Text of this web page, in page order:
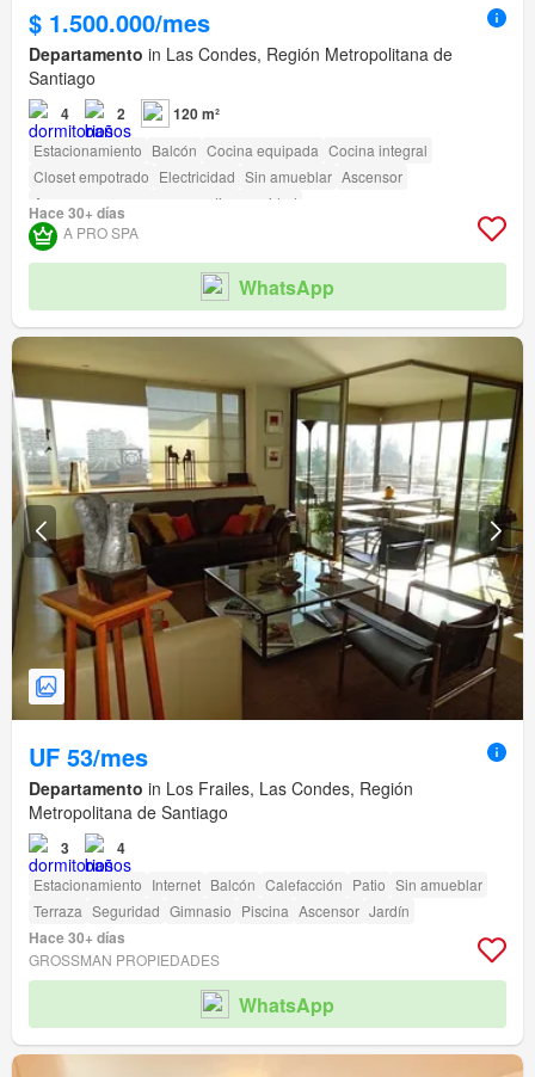
$ 1.500.000/mes
Departamento in Las Condes, Región Metropolitana de
Santiago
4 2 120 m²
Estacionamiento Balcón Cocina equipada Cocina integral
Closet empotrado Electricidad Sin amueblar Ascensor
Acceso para personas con discapacidad
Hace 30+ días
A PRO SPA
WhatsApp
UF 53/mes
Departamento in Los Frailes, Las Condes, Región
Metropolitana de Santiago
3 4
Estacionamiento Internet Balcón Calefacción Patio Sin amueblar
Terraza Seguridad Gimnasio Piscina Ascensor Jardín
Hace 30+ días
GROSSMAN PROPIEDADES
WhatsApp